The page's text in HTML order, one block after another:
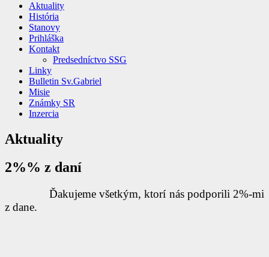
Aktuality
História
Stanovy
Prihláška
Kontakt
Predsedníctvo SSG
Linky
Bulletin Sv.Gabriel
Misie
Známky SR
Inzercia
Aktuality
2%% z daní
Ďakujeme všetkým, ktorí nás podporili 2%-mi
z dane.